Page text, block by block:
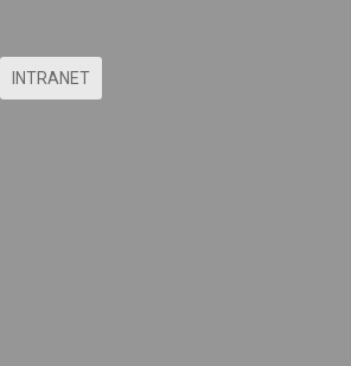
INTRANET